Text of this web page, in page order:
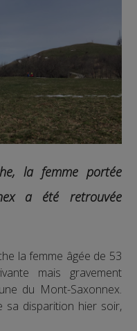
la femme portée
a été retrouvée
la femme âgée de 53
mais gravement
du Mont-Saxonnex.
sa disparition hier soir,